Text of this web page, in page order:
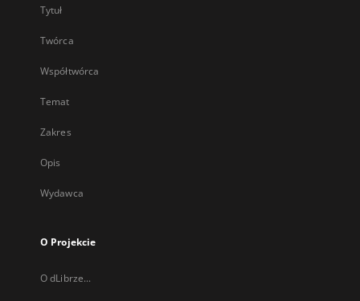
Tytuł
Twórca
Współtwórca
Temat
Zakres
Opis
Wydawca
O Projekcie
O dLibrze...